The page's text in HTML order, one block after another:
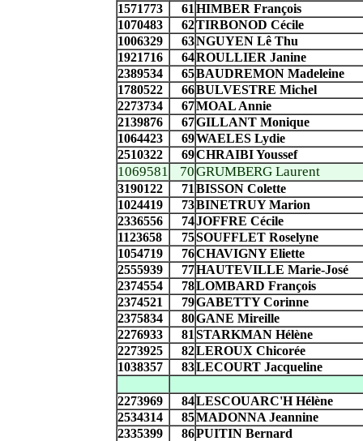
1571773
61 HIMBER François
1070483
62TIRBONOD Cécile
1006329
63NGUYEN Lê Thu
1921716
64ROULLIER Janine
2389534
65BAUDREMON Madeleine
1780522
66BULVESTRE Michel
2273734
67MOAL Annie
2139876
67GILLANT Monique
1064423
69WAELES Lydie
2510322
69CHRAIBI Youssef
1069581 70GRUMBERG Laurent
3190122 71 BISSON Colette
1024419
73BINETRUY Marion
2336556
74JOFFRE Cécile
1123658
75SOUFFLET Roselyne
1054719
76CHAVIGNY Eliette
2555939
77HAUTEVILLE Marie-José
2374554
78LOMBARD François
2374521
79GABETTY Corinne
2375834
80GANE Mireille
2276933
81 STARKMAN Hélène
2273925
82LEROUX Chicorée
1038357
83LECOURT Jacqueline
2273969 84LESCOUARC'H Hélène
2534314
85MADONNA Jeannine
2335399
86PUITIN Bernard